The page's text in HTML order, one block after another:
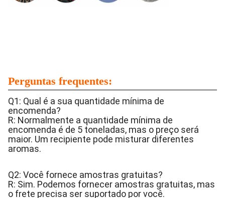
Perguntas frequentes:
Q1: Qual é a sua quantidade mínima de
encomenda?
R: Normalmente a quantidade mínima de
encomenda é de 5 toneladas, mas o preço será
maior. Um recipiente pode misturar diferentes
aromas.
Q2: Você fornece amostras gratuitas?
R: Sim. Podemos fornecer amostras gratuitas, mas
o frete precisa ser suportado por você.